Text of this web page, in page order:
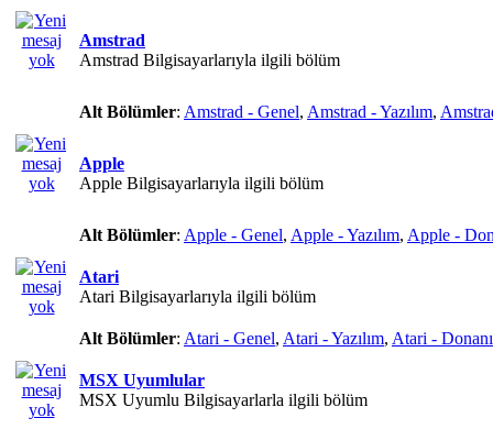
Amstrad
Amstrad Bilgisayarlarıyla ilgili bölüm
Alt Bölümler: Amstrad - Genel, Amstrad - Yazılım,
Apple
Apple Bilgisayarlarıyla ilgili bölüm
Alt Bölümler: Apple - Genel, Apple - Yazılım, Apple -
Atari
Atari Bilgisayarlarıyla ilgili bölüm
Alt Bölümler: Atari - Genel, Atari - Yazılım, Atari -
MSX Uyumlular
MSX Uyumlu Bilgisayarlarla ilgili bölüm